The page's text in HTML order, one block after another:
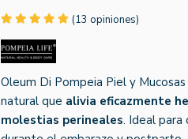
(13 opiniones)
Oleum Di Pompeia Piel y
natural que alivia eficazmente
molestias perineales. Ideal para